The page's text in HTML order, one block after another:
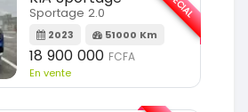
Sportage 2.0
2023 51000 Km
18 900 000 FCFA
En vente